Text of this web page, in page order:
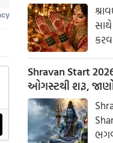
સાથે
અને
Shravan Start
ઓગસ્ટથી શરૂ,
સોમવાર રહેશે
Sharu